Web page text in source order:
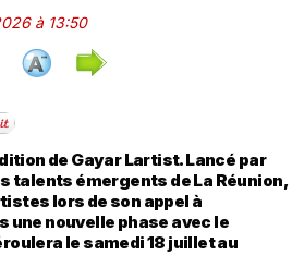
à 13:50
de Gayar Lartist. Lancé par
talents émergents de La Réunion,
lors de son appel à
nouvelle phase avec le
le samedi 18 juillet au